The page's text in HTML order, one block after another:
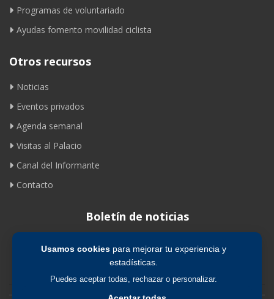
Usamos cookiespara mejorar tu experiencia y
estadísticas.
Puedes aceptar todas, rechazar o personalizar.
Programas de voluntariado
Ayudas fomento movilidad ciclista
Otros recursos
Noticias
Eventos privados
Agenda semanal
Visitas al Palacio
Canal del Informante
Contacto
Boletín de noticias
Suscribirse